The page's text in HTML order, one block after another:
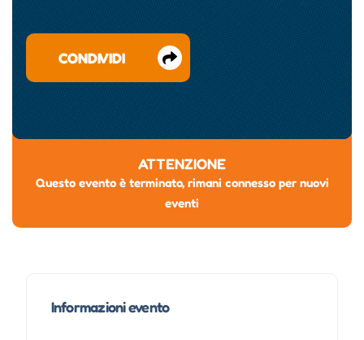
CONDIVIDI
ATTENZIONE
Questo evento è terminato, rimani connesso per nuovi
eventi
Informazioni evento